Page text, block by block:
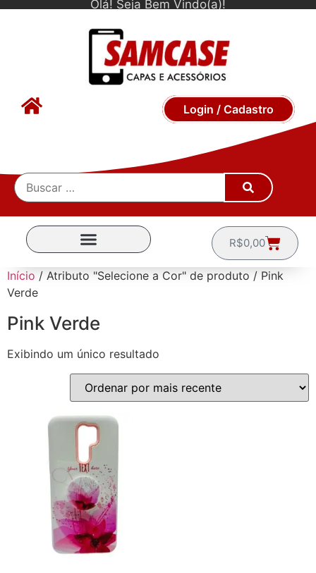
Olá! Seja Bem Vindo(a)!
Login / Cadastro
R$0,00
Início / Atributo "Selecione a Cor" de produto / Pink
Verde
Pink Verde
Exibindo um único resultado